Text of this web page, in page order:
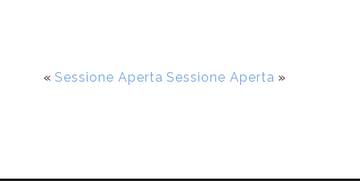
« Sessione Aperta Sessione Aperta »